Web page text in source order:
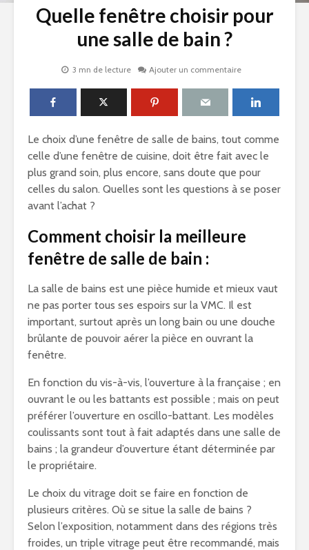
Quelle fenêtre choisir pour
une salle de bain ?
3 mn de lecture Ajouter un commentaire
Le choix d’une fenêtre de salle de bains, tout comme
celle d’une fenêtre de cuisine, doit être fait avec le
plus grand soin, plus encore, sans doute que pour
celles du salon. Quelles sont les questions à se poser
avant l’achat ?
Comment choisir la meilleure
fenêtre de salle de bain :
La salle de bains est une pièce humide et mieux vaut
ne pas porter tous ses espoirs sur la VMC. Il est
important, surtout après un long bain ou une douche
brûlante de pouvoir aérer la pièce en ouvrant la
fenêtre.
En fonction du vis-à-vis, l’ouverture à la française ; en
ouvrant le ou les battants est possible ; mais on peut
préférer l’ouverture en oscillo-battant. Les modèles
coulissants sont tout à fait adaptés dans une salle de
bains ; la grandeur d’ouverture étant déterminée par
le propriétaire.
Le choix du vitrage doit se faire en fonction de
plusieurs critères. Où se situe la salle de bains ?
Selon l’exposition, notamment dans des régions très
froides, un triple vitrage peut être recommandé, mais